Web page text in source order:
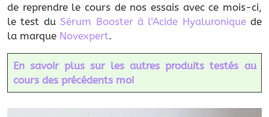
de reprendre le cours de nos essais avec ce mois-ci,
le test duSérum Booster à l’Acide Hyaluroniquede
la marque Novexpert.
En savoir plus sur les autres produits testés au
cours des précédents moi